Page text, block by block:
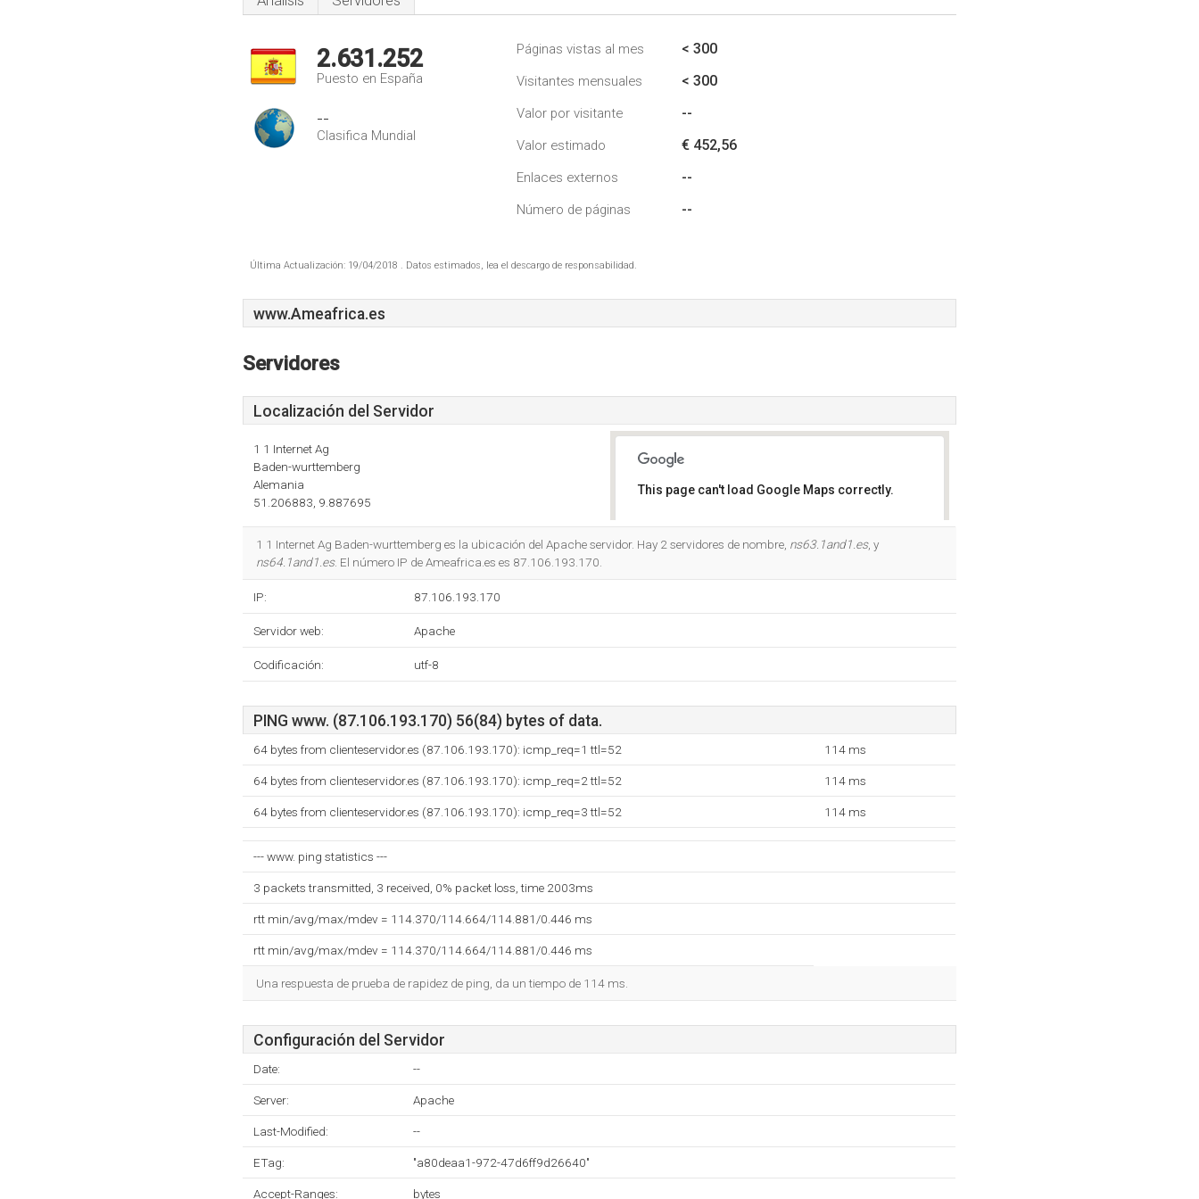
2.631.252
Puesto en España
--
Clasifica Mundial
Páginas vistas al mes < 300
Visitantes mensuales < 300
Valor por visitante --
Valor estimado € 452,56
Enlaces externos --
Número de páginas --
Última Actualización: 19/04/2018 . Datos estimados, lea el descargo de responsabilidad.
www.Ameafrica.es
Servidores
Localización del Servidor
1 1 Internet Ag
Baden-wurttemberg
Alemania
51.206883, 9.887695
This page can't load Google Maps correctly.
1 1 Internet Ag Baden-wurttemberg es la ubicación del Apache servidor. Hay 2 servidores de nombre, ns63.1and1.es, y
ns64.1and1.es. El número IP de Ameafrica.es es 87.106.193.170.
IP: 87.106.193.170
Servidor web: Apache
Codificación: utf-8
PING www. (87.106.193.170) 56(84) bytes of data.
64 bytes from clienteservidor.es (87.106.193.170): icmp_req=1 ttl=52 114 ms
64 bytes from clienteservidor.es (87.106.193.170): icmp_req=2 ttl=52 114 ms
64 bytes from clienteservidor.es (87.106.193.170): icmp_req=3 ttl=52 114 ms
--- www. ping statistics ---
3 packets transmitted, 3 received, 0% packet loss, time 2003ms
rtt min/avg/max/mdev = 114.370/114.664/114.881/0.446 ms
rtt min/avg/max/mdev = 114.370/114.664/114.881/0.446 ms
Una respuesta de prueba de rapidez de ping, da un tiempo de 114 ms.
Configuración del Servidor
Date: --
Server: Apache
Last-Modified: --
ETag: "a80deaa1-972-47d6ff9d26640"
Accept-Ranges: bytes